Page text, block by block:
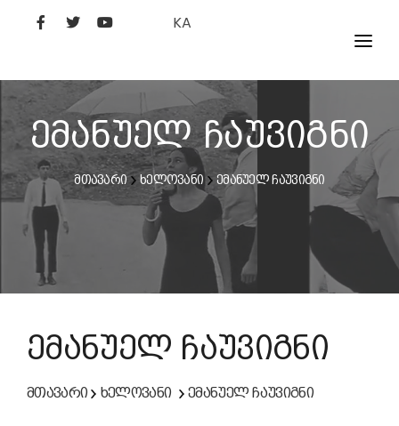
KA
ᲤᲘᲚᲛᲔᲑᲘ
ᲮᲔᲚᲝᲕᲐᲜᲘ
ᲙᲘᲜᲝᲡᲢᲣᲓᲘᲐ
ᲙᲘᲜᲝᲐᲙᲐᲓᲔᲛᲘᲐ
ემანუელ ჩაუვიგნი
მთავარი ხელოვანი ემანუელ ჩაუვიგნი
ემანუელ ჩაუვიგნი
მთავარი ხელოვანი ემანუელ ჩაუვიგნი